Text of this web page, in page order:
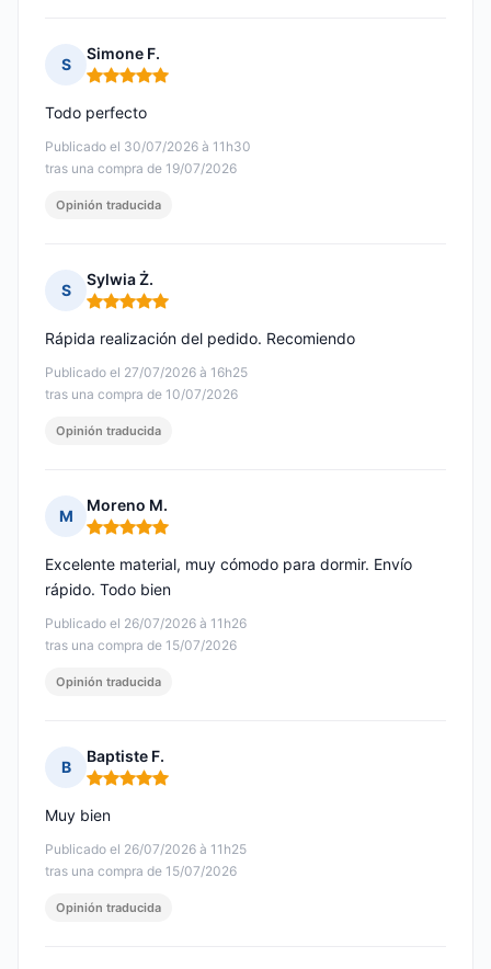
S
Simone F.
Nota: 5 de 5
Publicado el 30/07/2026 à 11h30
tras una compra de 19/07/2026
Todo perfecto
Opinión traducida
S
Sylwia Ż.
Nota: 5 de 5
Publicado el 27/07/2026 à 16h25
tras una compra de 10/07/2026
Rápida realización del pedido. Recomiendo
Opinión traducida
M
Moreno M.
Nota: 5 de 5
Publicado el 26/07/2026 à 11h26
tras una compra de 15/07/2026
Excelente material, muy cómodo para dormir. Envío
rápido. Todo bien
Opinión traducida
B
Baptiste F.
Nota: 5 de 5
Publicado el 26/07/2026 à 11h25
tras una compra de 15/07/2026
Muy bien
Opinión traducida